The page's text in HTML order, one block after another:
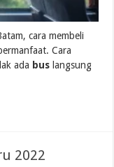
cara membeli
Cara
ada bus langsung
2022